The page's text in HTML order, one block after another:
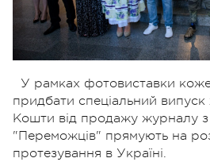
У рамках фотовиставки
придбати спеціальний
Кошти від продажу журналу з
"Переможців" прямують на
протезування в Україні.